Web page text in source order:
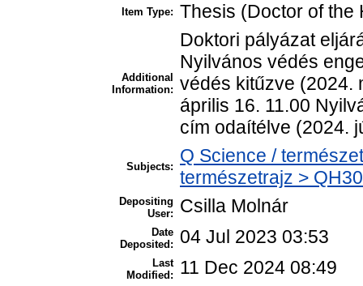
Item Type: Thesis (Doctor of the
Additional
Information:
Doktori pályázat
Nyilvános védés
védés kitűzve (2024.
április 16. 11.00
cím odaítélve (2024.
Subjects:
Q Science /
természetrajz >
Depositing
User:
Csilla Molnár
Date
Deposited:
04 Jul 2023 03:53
Last
Modified:
11 Dec 2024 08:49